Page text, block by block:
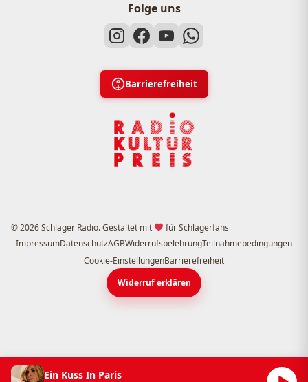
Folge uns
Barrierefreiheit
© 2026 Schlager Radio. Gestaltet mit
für Schlagerfans
ImpressumDatenschutzAGBWiderrufsbelehrungTeilnahmebedingungen
Cookie-EinstellungenBarrierefreiheit
Widerruf erklären
Ein Kuss In Paris